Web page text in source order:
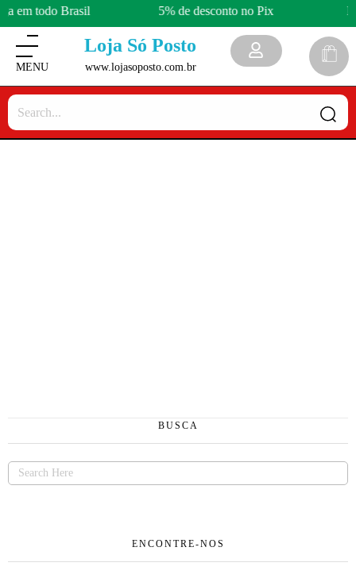
em todo Brasil 5% de desconto no Pix
Loja Só Posto
www.lojasoposto.com.br
BUSCA
ENCONTRE-NOS